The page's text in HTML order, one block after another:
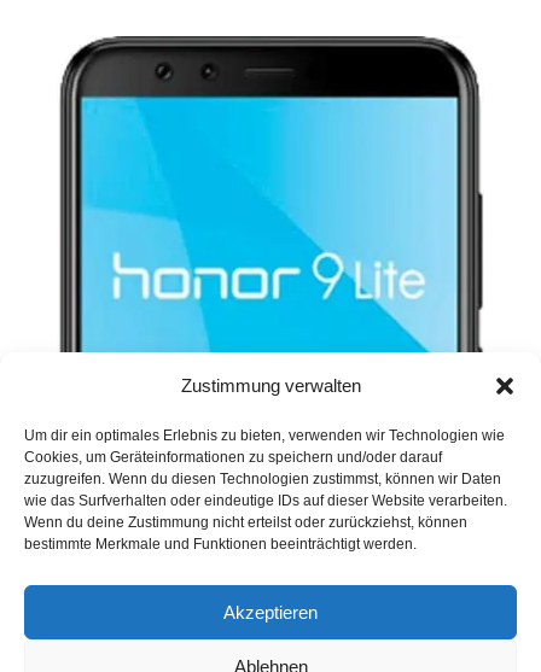
Zustimmung verwalten
Um dir ein optimales Erlebnis zu bieten, verwenden wir Technologien wie
Cookies, um Geräteinformationen zu speichern und/oder darauf
zuzugreifen. Wenn du diesen Technologien zustimmst, können wir Daten
wie das Surfverhalten oder eindeutige IDs auf dieser Website verarbeiten.
Wenn du deine Zustimmung nicht erteilst oder zurückziehst, können
bestimmte Merkmale und Funktionen beeinträchtigt werden.
Akzeptieren
Ablehnen